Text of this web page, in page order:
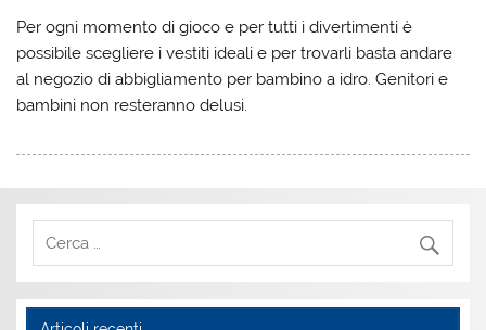
Per ogni momento di gioco e per tutti i divertimenti è
possibile scegliere i vestiti ideali e per trovarli basta andare
al negozio di abbigliamento per bambino a idro. Genitori e
bambini non resteranno delusi.